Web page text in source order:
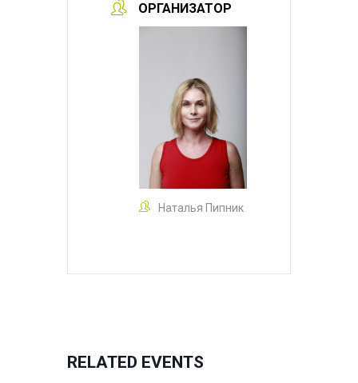
ОРГАНИЗАТОР
Наталья Пипник
RELATED EVENTS